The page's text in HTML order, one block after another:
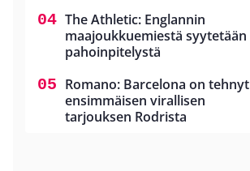
The Athletic: Englannin
maajoukkuemiestä syytetään
pahoinpitelystä
Romano: Barcelona on tehnyt
ensimmäisen virallisen
tarjouksen Rodrista